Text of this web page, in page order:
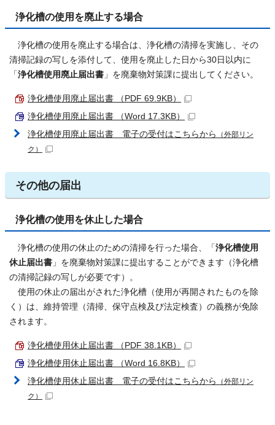
浄化槽の使用を廃止する場合
浄化槽の使用を廃止する場合は、浄化槽の清掃を実施し、その
清掃記録の写しを添付して、使用を廃止した日から30日以内に
「 浄化槽使用廃止届出書 」を廃棄物対策課に提出してください。
浄化槽使用廃止届出書 （PDF 69.9KB）
浄化槽使用廃止届出書 （Word 17.3KB）
浄化槽使用廃止届出書 電子の受付はこちらから
（外部リン
ク）
その他の届出
浄化槽の使用を休止した場合
浄化槽の使用の休止のための清掃を行った場合、「 浄化槽使用
休止届出書 」を廃棄物対策課に提出することができます（浄化槽
の清掃記録の写しが必要です）。
使用の休止の届出がされた浄化槽（使用が再開されたものを除
く）は、維持管理（清掃、保守点検及び法定検査）の義務が免除
されます。
浄化槽使用休止届出書 （PDF 38.1KB）
浄化槽使用休止届出書 （Word 16.8KB）
浄化槽使用休止届出書 電子の受付はこちらから
（外部リン
ク）